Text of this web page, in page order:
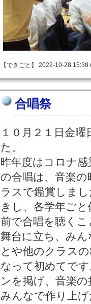
【できごと】 2022-10-28
合唱祭
１０月２１日金
た。
昨年度はコロナ
の合唱は、音楽
ラスで鑑賞しま
きし、各学年ご
前で合唱を聴く
舞台に立ち、み
とや他のクラス
なって初めてで
ンを掲げ、音楽
みんなで作り上